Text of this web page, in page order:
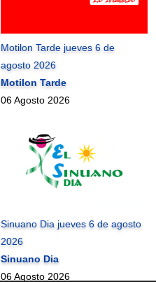
Motilon Tarde jueves 6 de
agosto 2026
Motilon Tarde
06 Agosto 2026
Sinuano Dia jueves 6 de agosto
2026
Sinuano Dia
06 Agosto 2026